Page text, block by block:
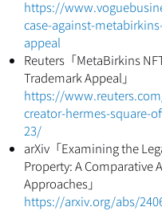
https://
case-against-
appeal
Reuters「MetaBirkins
Trademark Appeal」
https://
creator-hermes-square-
23/
arXiv「Examining the
Property: A Comparative
Approaches」
https://arxiv.org/abs/